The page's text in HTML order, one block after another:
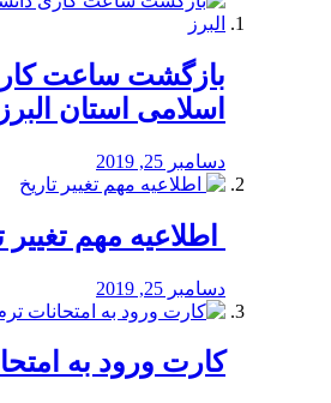
بازگشت ساعت
اسلامی استان البرز
دسامبر 25, 2019
اطلاعیه مهم تغییر
دسامبر 25, 2019
کارت ورود به